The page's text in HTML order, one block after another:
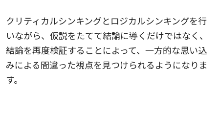
クリティカルシンキングとロジカルシンキングを行
いながら、仮説をたてて結論に導くだけではなく、
結論を再度検証することによって、一方的な思い込
みによる間違った視点を見つけられるようになりま
す。